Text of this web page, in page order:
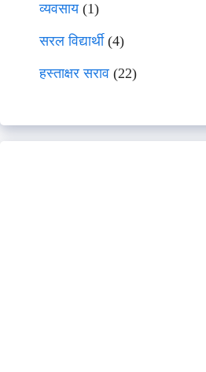
व्यवसाय(1)
सरल विद्यार्थी(4)
हस्ताक्षर सराव (22)